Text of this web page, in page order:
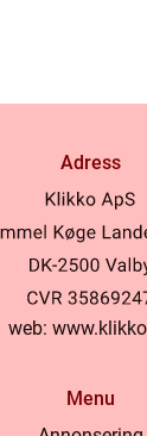
Adress
web:
Menu